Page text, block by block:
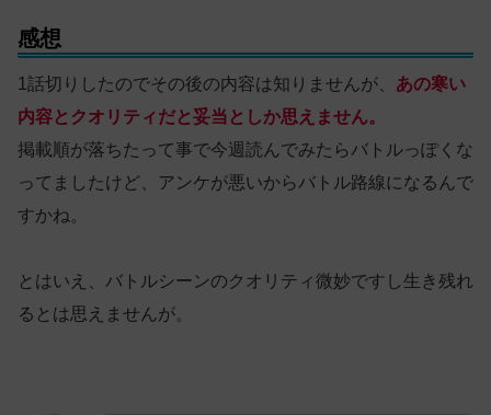
感想
1話切りしたのでその後の内容は知りませんが、 あの寒い
内容とクオリティだと妥当としか思えません。
掲載順が落ちたって事で今週読んでみたらバトルっぽくな
ってましたけど、アンケが悪いからバトル路線になるんで
すかね。
とはいえ、バトルシーンのクオリティ微妙ですし生き残れ
るとは思えませんが。